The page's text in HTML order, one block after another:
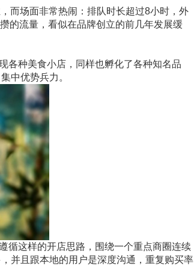
而场面非常热闹：排队时长超过8小时，外
的流量，看似在品牌创立的前几年发展缓
各种美食小店，同样也孵化了各种知名品
中优势兵力。
循这样的开店思路，围绕一个重点商圈连续
并且跟本地的用户是深度沟通，重复购买率